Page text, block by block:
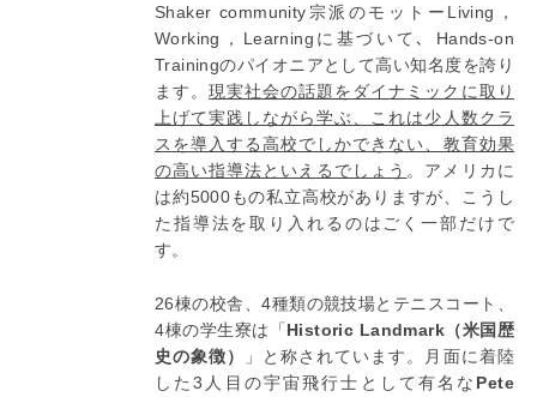
Shaker community宗派のモットーLiving，
Working，Learningに基づいて､ Hands-on
Trainingのパイオニアとして高い知名度を誇り
ます。現実社会の話題をダイナミックに取り
上げて実践しながら学ぶ、これは少人数クラ
スを導入する高校でしかできない、教育効果
の高い指導法といえるでしょう 。アメリカに
は約5000もの私立高校がありますが、こうし
た指導法を取り入れるのはごく一部だけで
す。
26棟の校舎、4種類の競技場とテニスコート、
4棟の学生寮は「Historic Landmark（米国歴
史の象徴）
」と称されています。月面に着陸
した3人目の宇宙飛行士として有名な Pete